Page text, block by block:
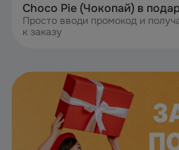
Choco Pie (Чокопай) в
Просто вводи промокод и
к заказу